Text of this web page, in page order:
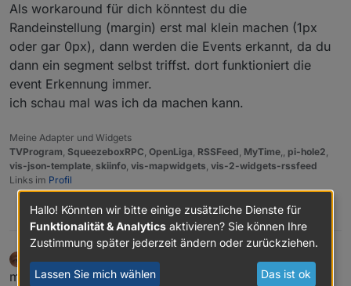
Als workaround für dich könntest du die
Randeinstellung (margin) erst mal klein machen (1px
oder gar 0px), dann werden die Events erkannt, da du
dann ein segment selbst triffst. dort funktioniert die
event Erkennung immer.
ich schau mal was ich da machen kann.
Meine Adapter und Widgets
TVProgram, SqueezeboxRPC, OpenLiga, RSSFeed, MyTime,, pi-hole2,
vis-json-template, skiinfo, vis-mapwidgets, vis-2-widgets-rssfeed
Links im Profil
0
Offline zuletzt editiert von
muss korrigieren. liegt nicht am alten jquery
Hallo! Könnten wir bitte einige zusätzliche Dienste für
Funktionalität & Analytics aktivieren? Sie können Ihre
Zustimmung später jederzeit ändern oder zurückziehen.
Lassen Sie mich wählen Das ist ok